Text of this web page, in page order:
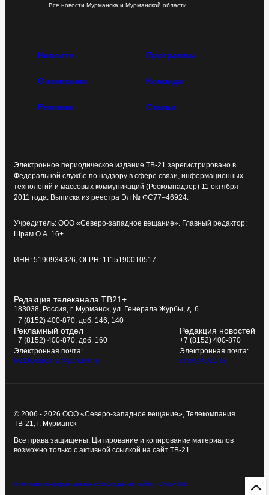
Все новости Мурманска и Мурманской области
Новости Программы
О компании Команда
Реклама Статьи
Электронное периодическое издание ТВ-21 зарегистрировано в
Федеральной службе по надзору в сфере связи, информационных
технологий и массовых коммуникаций (Роскомнадзор) 11 октября
2011 года. Выписка из реестра Эл № ФС77–46924.
Учредитель: ООО «Северо-западное вещание». Главный редактор:
Шрам О.А. 16+
ИНН: 5190934326, ОГРН: 1115190010517
Редакция телеканала ТВ21+
183038, Россия, г. Мурманск, ул. Генерала Журбы, д. 6
+7 (8152) 400-870, доб. 146, 140
Рекламный отдел
+7 (8152) 400-870, доб. 160
Электронная почта:
tv21kompania@yandex.ru
Редакция новостей
+7 (8152) 400-870
Электронная почта:
news@tv21.ru
© 2006 - 2026 ООО «Северо-западное вещание», Телекомпания
ТВ-21, г. Мурманск
Все права защищены. Цитирование и копирование материалов
возможно только с активной ссылкой на сайт ТВ-21.
Политика конфиденциальностиСоздание сайта - Старт Икс